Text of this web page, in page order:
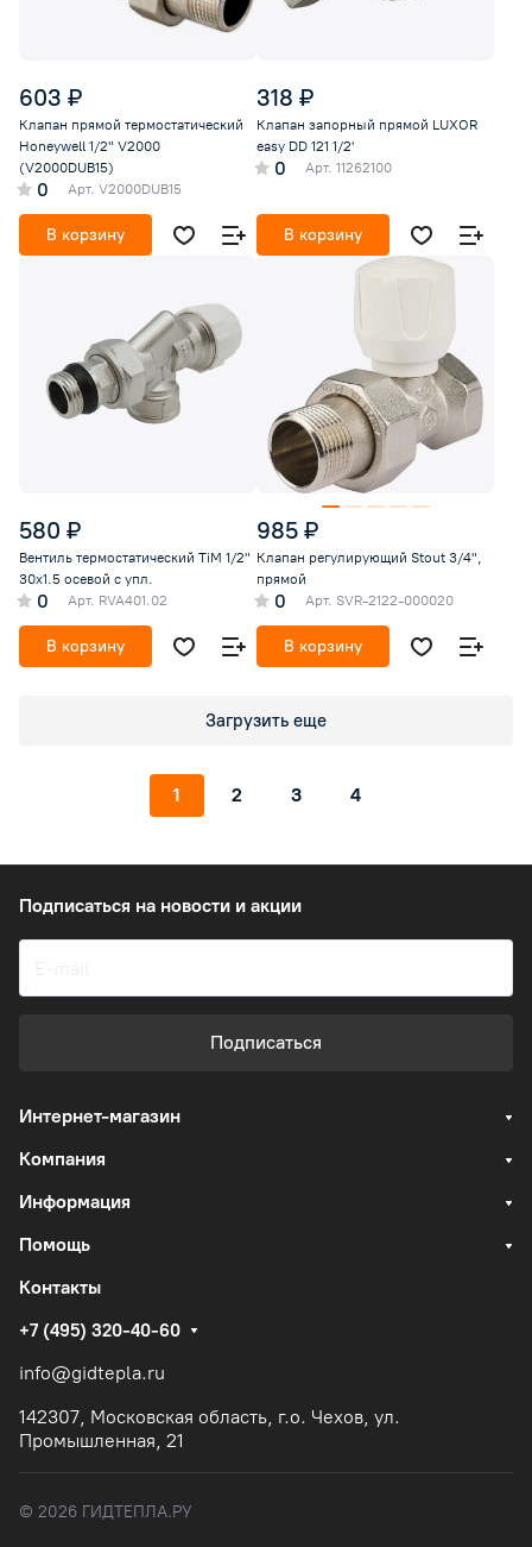
603 ₽
Клапан прямой термостатический
Honeywell 1/2" V2000
(V2000DUB15)
0 Арт. V2000DUB15
В корзину
318 ₽
Клапан запорный прямой LUXOR
easy DD 121 1/2'
0 Арт. 11262100
В корзину
580 ₽
Вентиль термостатический TiM 1/2"
30х1.5 осевой с упл.
0 Арт. RVA401.02
В корзину
985 ₽
Клапан регулирующий Stout 3/4",
прямой
0 Арт. SVR-2122-000020
В корзину
Загрузить еще
1 2 3 4
Подписаться на новости и акции
Подписаться
Интернет-магазин
Компания
Информация
Помощь
Контакты
+7 (495) 320-40-60
info@gidtepla.ru
142307, Московская область, г.о. Чехов, ул.
Промышленная, 21
© 2026 ГИДТЕПЛА.РУ